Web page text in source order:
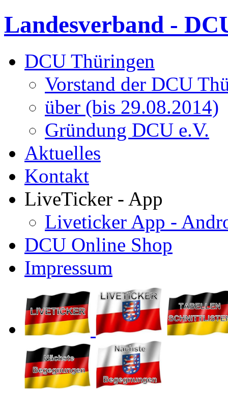
Landesverband -
DCU Thüringen
Vorstand der DCU
über (bis 29.08.2014)
Gründung DCU e.V.
Aktuelles
Kontakt
LiveTicker - App
Liveticker App -
DCU Online Shop
Impressum